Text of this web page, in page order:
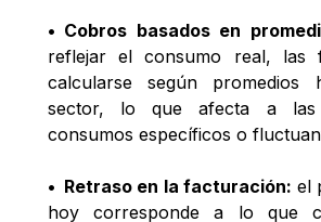
• Cobros basados en
reflejar el consumo real, las
calcularse según promedios
sector, lo que afecta a las
consumos específicos o
• Retraso en la facturación: el
hoy corresponde a lo que